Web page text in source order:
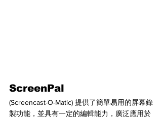
ScreenPal
(Screencast-O-Matic) 提供了簡單易用的屏幕錄
製功能，並具有一定的編輯能力，廣泛應用於